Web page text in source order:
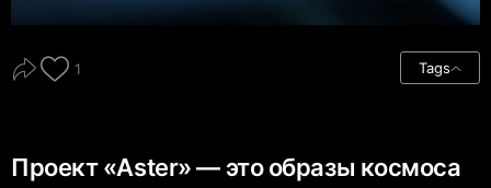
1 Tags
Проект «Aster» — это образы космоса